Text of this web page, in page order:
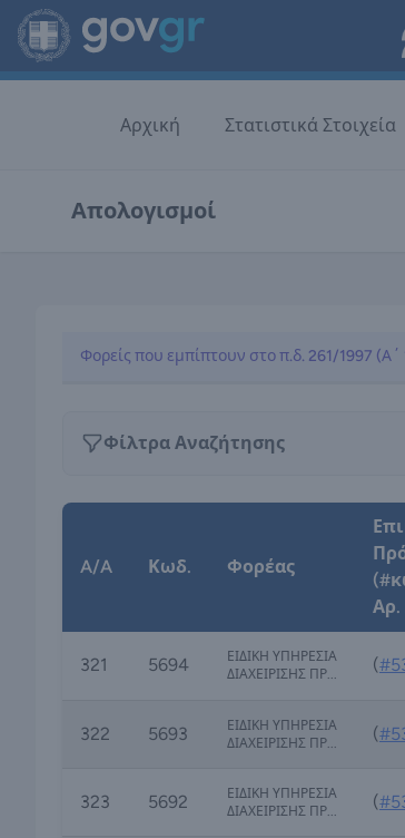
Αρχική Στατιστικά Στοιχεία
Απολογισμοί
Φορείς που εμπίπτουν στο π.δ. 261/1997 (Α΄
Φίλτρα Αναζήτησης
A/A Κωδ. Φορέας
321 5694
ΕΙΔΙΚΗ ΥΠΗΡΕΣΙΑ
ΔΙΑΧΕΙΡΙΣΗΣ ΠΡ...
(
322 5693
ΕΙΔΙΚΗ ΥΠΗΡΕΣΙΑ
ΔΙΑΧΕΙΡΙΣΗΣ ΠΡ...
(
323 5692
ΕΙΔΙΚΗ ΥΠΗΡΕΣΙΑ
ΔΙΑΧΕΙΡΙΣΗΣ ΠΡ...
(